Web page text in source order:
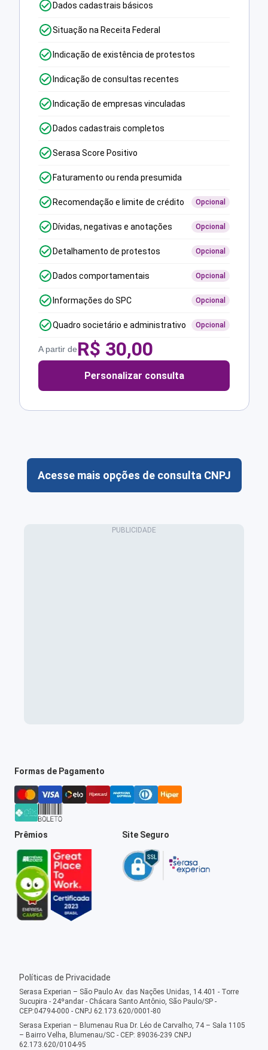
Dados cadastrais básicos
Situação na Receita Federal
Indicação de existência de protestos
Indicação de consultas recentes
Indicação de empresas vinculadas
Dados cadastrais completos
Serasa Score Positivo
Faturamento ou renda presumida
Recomendação e limite de crédito Opcional
Dívidas, negativas e anotações Opcional
Detalhamento de protestos Opcional
Dados comportamentais Opcional
Informações do SPC Opcional
Quadro societário e administrativo Opcional
A partir deR$ 30,00
Personalizar consulta
Acesse mais opções de consulta CNPJ
Formas de Pagamento
Prêmios Site Seguro
Políticas de Privacidade
Serasa Experian – São Paulo Av. das Nações Unidas, 14.401 - Torre
Sucupira - 24ºandar - Chácara Santo Antônio, São Paulo/SP -
CEP:04794-000 - CNPJ 62.173.620/0001-80
Serasa Experian – Blumenau Rua Dr. Léo de Carvalho, 74 – Sala 1105
– Bairro Velha, Blumenau/SC - CEP: 89036-239 CNPJ
62.173.620/0104-95